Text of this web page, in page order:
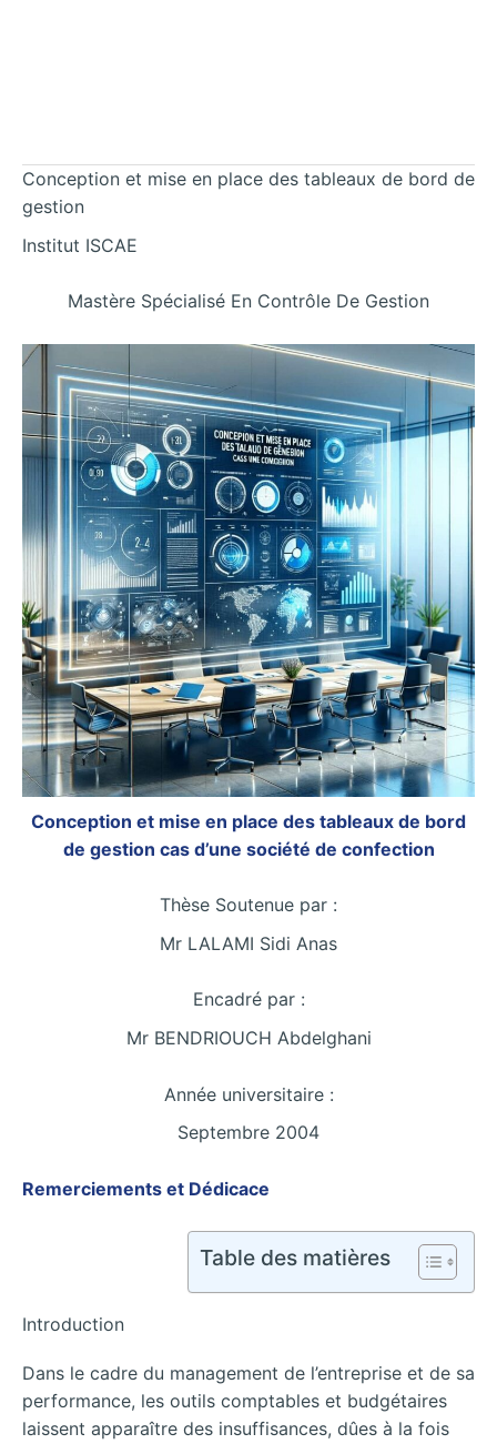
Conception et mise en place des tableaux de bord de
gestion
Institut ISCAE
Mastère Spécialisé En Contrôle De Gestion
Conception et mise en place des tableaux de bord
de gestion cas d’une société de confection
Thèse Soutenue par :
Mr LALAMI Sidi Anas
Encadré par :
Mr BENDRIOUCH Abdelghani
Année universitaire :
Septembre 2004
Remerciements et Dédicace
Table des matières
Introduction
Dans le cadre du management de l’entreprise et de sa
performance, les outils comptables et budgétaires
laissent apparaître des insuffisances, dûes à la fois